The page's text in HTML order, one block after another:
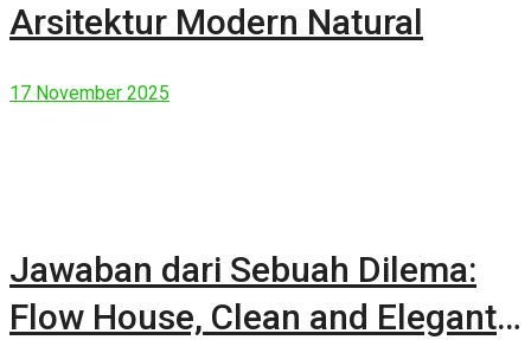
Arsitektur Modern Natural
17 November 2025
Jawaban dari Sebuah Dilema:
Flow House, Clean and Elegant